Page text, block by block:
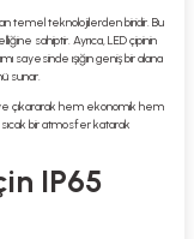
temel teknolojilerden biridir. Bu
sahiptir. Ayrıca, LED çipinin
sayesinde ışığın geniş bir alana
sunar.
çıkararak hem ekonomik hem
bir atmosfer katarak
IP65